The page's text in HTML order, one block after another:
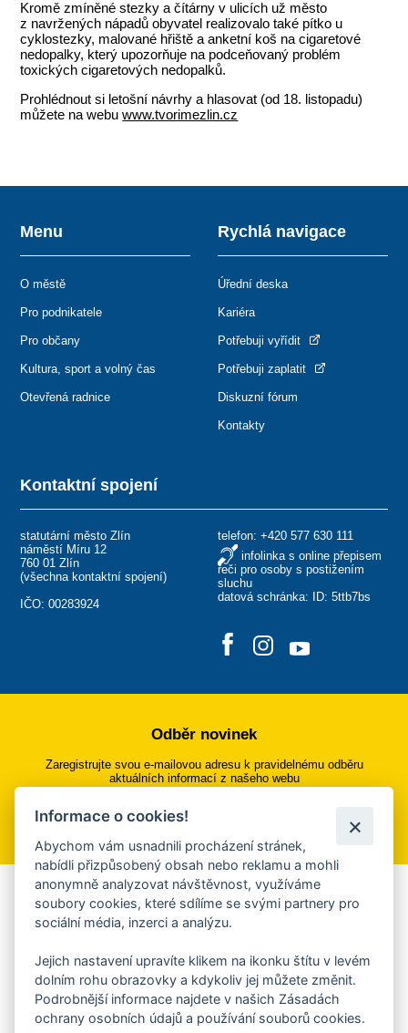
Kromě zmíněné stezky a čítárny v ulicích už město
z navržených nápadů obyvatel realizovalo také pítko u
cyklostezky, malované hřiště a anketní koš na cigaretové
nedopalky, který upozorňuje na podceňovaný problém
toxických cigaretových nedopalků.
Prohlédnout si letošní návrhy a hlasovat (od 18. listopadu)
můžete na webuwww.tvorimezlin.cz
Kontaktní spojení
statutární město Zlín
náměstí Míru 12
760 01 Zlín
(všechna kontaktní spojení)
IČO: 00283924
telefon: +420 577 630 111
infolinka s online přepisem
řeči pro osoby s postižením
sluchu
datová schránka: ID: 5ttb7bs
Menu
O městě
Pro podnikatele
Pro občany
Kultura, sport a volný čas
Otevřená radnice
Rychlá navigace
Úřední deska
Kariéra
Potřebuji vyřídit
Potřebuji zaplatit
Diskuzní fórum
Kontakty
Odběr novinek
Zaregistrujte svou e-mailovou adresu k pravidelnému odběru
aktuálních informací z našeho webu
Přihlásit se k odběru
Aplikace Mobilní rozhlas
Chcete dostávat do svého mobilu či mailu upozornění na
ankety, pozvánky na kulturní a sportovní akce?
Více informací o aplikaci
Informace o cookies!
Abychom vám usnadnili procházení stránek,
nabídli přizpůsobený obsah nebo reklamu a mohli
anonymně analyzovat návštěvnost, využíváme
soubory cookies, které sdílíme se svými partnery pro
sociální média, inzerci a analýzu.
Jejich nastavení upravíte klikem na ikonku štítu v levém
dolním rohu obrazovky a kdykoliv jej můžete změnit.
Podrobnější informace najdete v našich Zásadách
ochrany osobních údajů a používání souborů cookies.